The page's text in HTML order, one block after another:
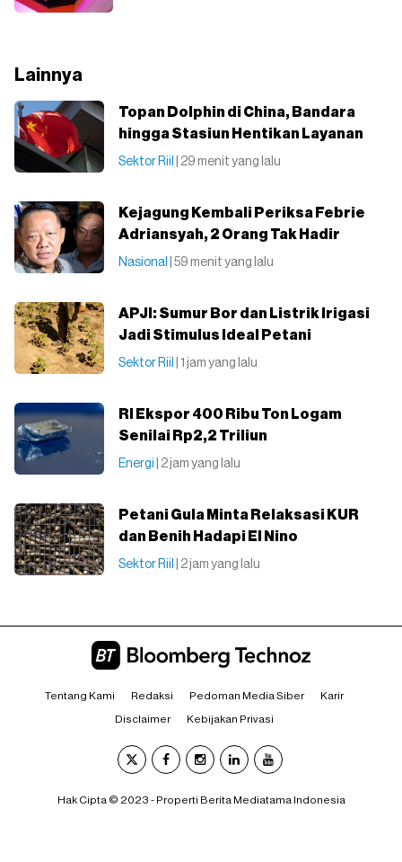
Lainnya
Topan Dolphin di China, Bandara
hingga Stasiun Hentikan Layanan
Sektor Riil | 29 menit yang lalu
Kejagung Kembali Periksa Febrie
Adriansyah, 2 Orang Tak Hadir
Nasional | 59 menit yang lalu
APJI: Sumur Bor dan Listrik Irigasi
Jadi Stimulus Ideal Petani
Sektor Riil | 1 jam yang lalu
RI Ekspor 400 Ribu Ton Logam
Senilai Rp2,2 Triliun
Energi | 2 jam yang lalu
Petani Gula Minta Relaksasi KUR
dan Benih Hadapi El Nino
Sektor Riil | 2 jam yang lalu
Tentang Kami Redaksi Pedoman Media Siber Karir
Disclaimer Kebijakan Privasi
Hak Cipta © 2023 - Properti Berita Mediatama Indonesia